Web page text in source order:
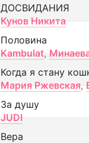
ДОСВИДАНИЯ
Кунов Никита
Половина
Kambulat,
Когда я стану
Мария Ржевская,
За душу
JUDI
Вера